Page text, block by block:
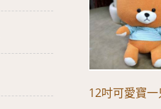
12吋可愛寶一